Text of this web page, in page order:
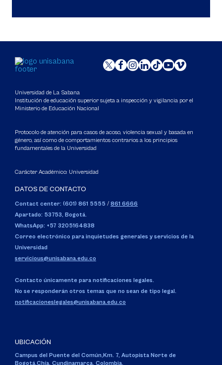
Universidad de La Sabana
Institución de educación superior sujeta a inspección y vigilancia por el
Ministerio de Educación Nacional
Protocolo de atención para casos de acoso, violencia sexual y basada en
género, así como de comportamientos contrarios a los principios
fundamentales de la Universidad
Carácter Académico: Universidad
DATOS DE CONTACTO
Contact center: (601) 861 5555 / 861 6666
Apartado: 53753, Bogotá.
WhatsApp: +57 3205164838
Correo electrónico para inquietudes generales y servicios de la
Universidad
servicious@unisabana.edu.co
Contacto únicamente para notificaciones legales.
No se responderán otros temas que no sean de tipo legal.
notificacioneslegales@unisabana.edu.co
UBICACIÓN
Campus del Puente del Común,Km. 7, Autopista Norte de
Bogotá.Chía, Cundinamarca, Colombia.